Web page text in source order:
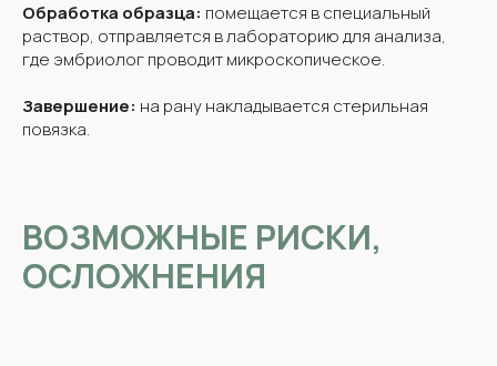
Обработка образца: помещается в специальный
раствор, отправляется в лабораторию для анализа,
где эмбриолог проводит микроскопическое.
Завершение: на рану накладывается стерильная
повязка.
ВОЗМОЖНЫЕ РИСКИ,
ОСЛОЖНЕНИЯ